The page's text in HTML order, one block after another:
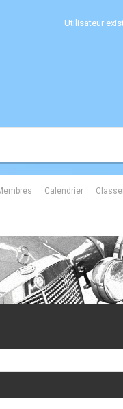
Utilisateur
Calendrier